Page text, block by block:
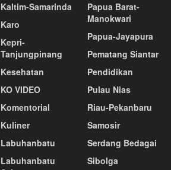
Kaltim-Samarinda
Karo
Kepri-
Tanjungpinang
Kesehatan
KO VIDEO
Komentorial
Kuliner
Labuhanbatu
Labuhanbatu
Papua Barat-
Manokwari
Papua-Jayapura
Pematang Siantar
Pendidikan
Pulau Nias
Riau-Pekanbaru
Samosir
Serdang Bedagai
Sibolga